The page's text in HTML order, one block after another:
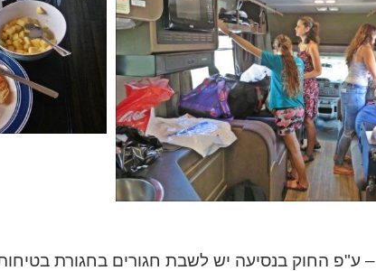
– ע"פ החוק בנסיעה יש לשבת חגורים בחגורת